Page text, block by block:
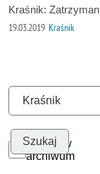
Kraśnik:
19.03.2019 Kraśnik
Szukaj w
archiwum